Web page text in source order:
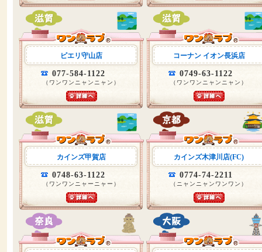
ピエリ守山店
077-584-1122
（ワンワンニャンニャン）
コーナン イオン長浜店
0749-63-1122
（ワンワンニャンニャン）
カインズ甲賀店
0748-63-1122
（ワンワンニャーニャー）
カインズ木津川店(FC)
0774-74-2211
（ニャンニャンワンワン）